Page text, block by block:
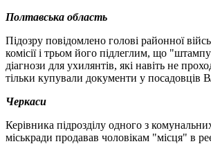
Полтавська область
Підозру повідомлено голові районної
комісії і трьом його підлеглим, що
діагнози для ухилянтів, які навіть не
тільки купували документи у посадовців
Черкаси
Керівника підрозділу одного з
міськради продавав чоловікам "місця" в